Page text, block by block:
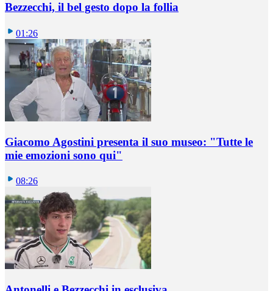
Bezzecchi, il bel gesto dopo la follia
01:26
Giacomo Agostini presenta il suo museo: "Tutte le
mie emozioni sono qui"
08:26